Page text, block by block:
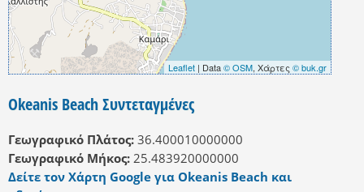
Leaflet | Data© OSM, Χάρτες © buk.gr
Okeanis Beach Συντεταγμένες
Γεωγραφικό Πλάτος: 36.400010000000
Γεωγραφικό Μήκος: 25.483920000000
Δείτε τον Χάρτη Google για Okeanis Beach και